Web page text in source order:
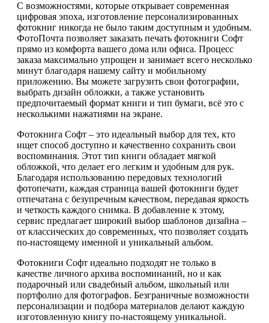
С возможностями, которые открывает современная
цифровая эпоха, изготовление персонализированных
фотокниг никогда не было таким доступным и удобным.
ФотоПочта позволяет заказать печать фотокниги Софт
прямо из комфорта вашего дома или офиса. Процесс
заказа максимально упрощен и занимает всего несколько
минут благодаря нашему сайту и мобильному
приложению. Вы можете загрузить свои фотографии,
выбрать дизайн обложки, а также установить
предпочитаемый формат книги и тип бумаги, всё это с
несколькими нажатиями на экране.
Фотокнига Софт – это идеальный выбор для тех, кто
ищет способ доступно и качественно сохранить свои
воспоминания. Этот тип книги обладает мягкой
обложкой, что делает его легким и удобным для рук.
Благодаря использованию передовых технологий
фотопечати, каждая страница вашей фотокниги будет
отпечатана с безупречным качеством, передавая яркость
и четкость каждого снимка. В добавление к этому,
сервис предлагает широкий выбор шаблонов дизайна –
от классических до современных, что позволяет создать
по-настоящему именной и уникальный альбом.
Фотокниги Софт идеально подходят не только в
качестве личного архива воспоминаний, но и как
подарочный или свадебный альбом, школьный или
портфолио для фотографов. Безграничные возможности
персонализации и подбора материалов делают каждую
изготовленную книгу по-настоящему уникальной.